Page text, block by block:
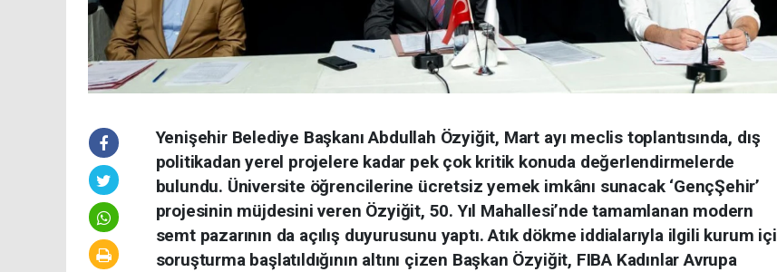
Yenişehir Belediye Başkanı Abdullah Özyiğit, Mart ayı meclis toplantısında, dış
politikadan yerel projelere kadar pek çok kritik konuda değerlendirmelerde
bulundu. Üniversite öğrencilerine ücretsiz yemek imkânı sunacak ‘GençŞehir’
projesinin müjdesini veren Özyiğit, 50. Yıl Mahallesi’nde tamamlanan modern
semt pazarının da açılış duyurusunu yaptı. Atık dökme iddialarıyla ilgili kurum içi
soruşturma başlatıldığının altını çizen Başkan Özyiğit, FIBA Kadınlar Avrupa